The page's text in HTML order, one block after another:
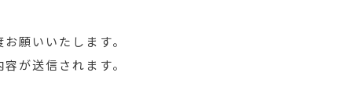
願いいたします。
が送信されます。